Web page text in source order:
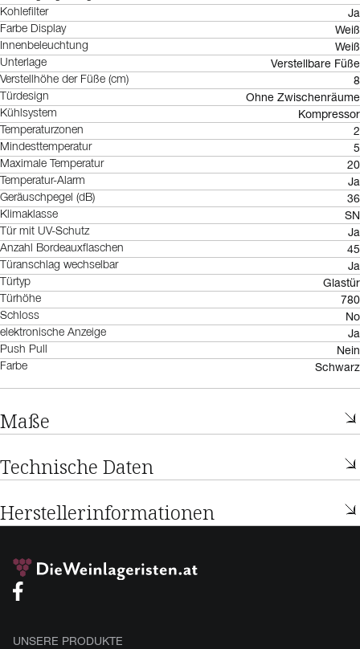
Kohlefilter Ja
Farbe Display Weiß
Innenbeleuchtung Weiß
Unterlage Verstellbare Füße
Verstellhöhe der Füße (cm) 8
Türdesign Ohne Zwischenräume
Kühlsystem Kompressor
Temperaturzonen 2
Mindesttemperatur 5
Maximale Temperatur 20
Temperatur-Alarm Ja
Geräuschpegel (dB) 36
Klimaklasse SN
Tür mit UV-Schutz Ja
Anzahl Bordeauxflaschen 45
Türanschlag wechselbar Ja
Türtyp Glastür
Türhöhe 780
Schloss No
elektronische Anzeige Ja
Push Pull Nein
Farbe Schwarz
Maße
Technische Daten
Herstellerinformationen
UNSERE PRODUKTE